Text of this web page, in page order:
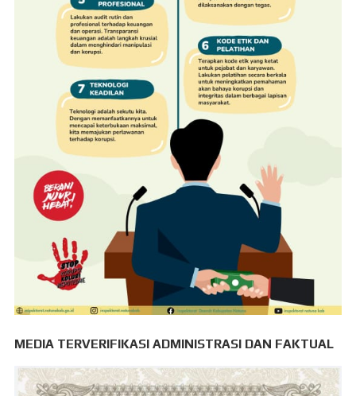
MEDIA TERVERIFIKASI ADMINISTRASI DAN FAKTUAL